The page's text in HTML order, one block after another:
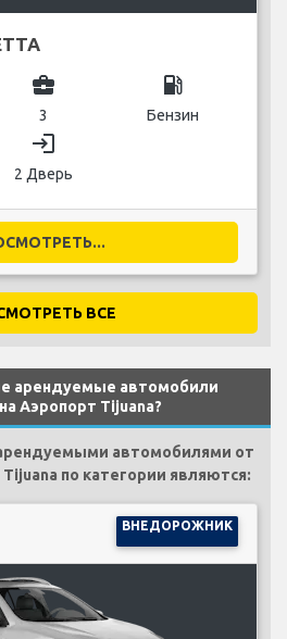
business_center
3
local_gas_station
Бензин
login
2 Дверь
ВСЕ
арендуемые автомобили
Аэропорт Tijuana?
автомобилями от
по категории являются:
ВНЕДОРОЖНИК